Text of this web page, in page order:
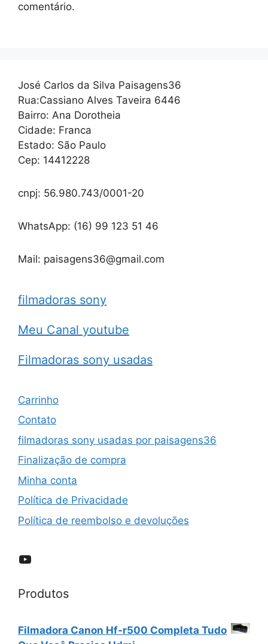
comentário.
José Carlos da Silva Paisagens36
Rua:Cassiano Alves Taveira 6446
Bairro: Ana Dorotheia
Cidade: Franca
Estado: São Paulo
Cep: 14412228
cnpj: 56.980.743/0001-20
WhatsApp: (16) 99 123 51 46
Mail: paisagens36@gmail.com
filmadoras sony
Meu Canal youtube
Filmadoras sony usadas
Carrinho
Contato
filmadoras sony usadas por paisagens36
Finalização de compra
Minha conta
Política de Privacidade
Política de reembolso e devoluções
YouTube
Produtos
Filmadora Canon Hf-r500 Completa Tudo